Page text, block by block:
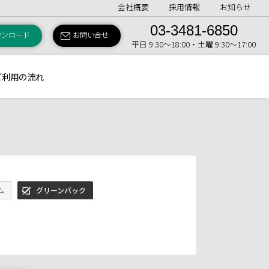
会社概要 採用情報 お知らせ
ロード お問い合せ 03-3481-6850
平日 9:30〜18:00・土曜 9:30〜17:00
用の流れ
グリーンバック